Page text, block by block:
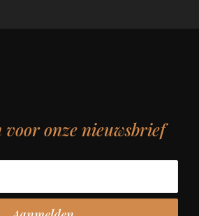
voor onze nieuwsbrief